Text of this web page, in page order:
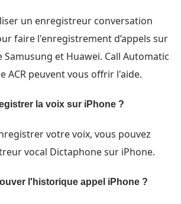
un enregistreur conversation
faire l'enregistrement d’appels sur
et Huawei. Call Automatic
ACR peuvent vous offrir l'aide.
la voix sur iPhone ?
votre voix, vous pouvez
vocal Dictaphone sur iPhone.
l'historique appel iPhone ?